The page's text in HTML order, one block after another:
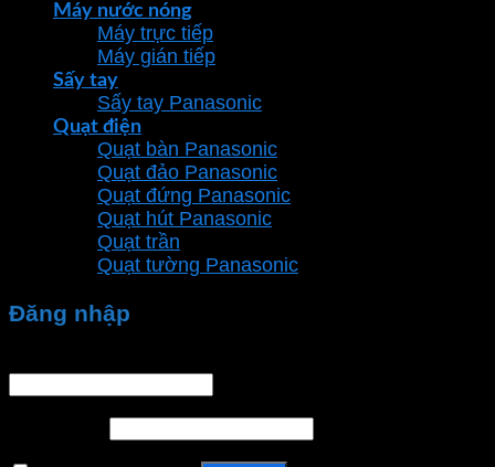
Máy nước nóng
Máy trực tiếp
Máy gián tiếp
Sấy tay
Sấy tay Panasonic
Quạt điện
Quạt bàn Panasonic
Quạt đảo Panasonic
Quạt đứng Panasonic
Quạt hút Panasonic
Quạt trần
Quạt tường Panasonic
Đăng nhập